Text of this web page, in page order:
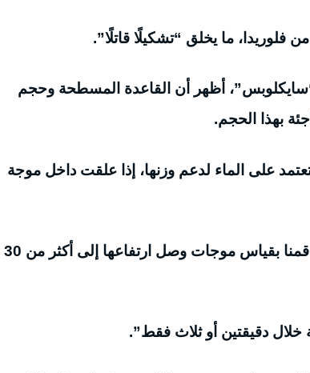
فلوريدا، ما يخلق “تشكيلًا قاتلًا”.
أظهر أن القاعدة المسطحة وحجم
بهذا الحجم.
على الماء لدعم وزنها، إذا علقت داخل موجة
ويضيف: “هذه الأمواج شديدة الانحدار ومرتفعة للغاية، لقد قمنا بقياس موجات وصل ارتفاعها إلى أكثر من 30
دقيقتين أو ثلاث فقط”.